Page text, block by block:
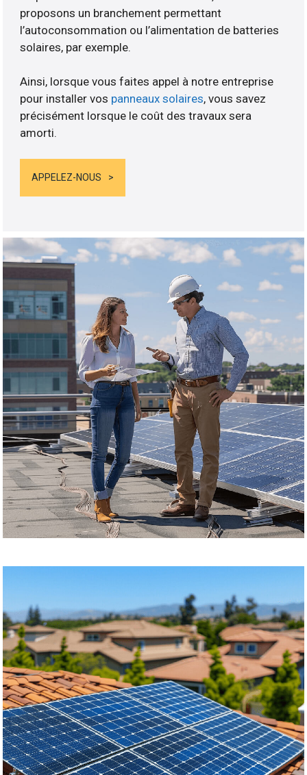
proposons un branchement permettant
l’autoconsommation ou l’alimentation de batteries
solaires, par exemple.
Ainsi, lorsque vous faites appel à notre entreprise
pour installer vos panneaux solaires, vous savez
précisément lorsque le coût des travaux sera
amorti.
APPELEZ-NOUS